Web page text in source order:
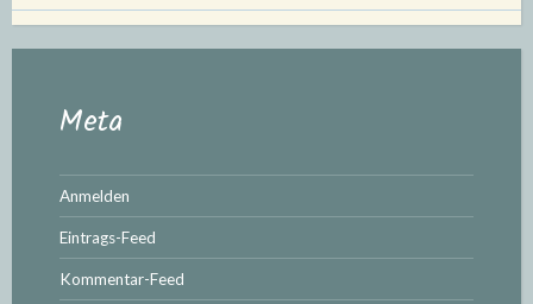
Meta
Anmelden
Eintrags-Feed
Kommentar-Feed